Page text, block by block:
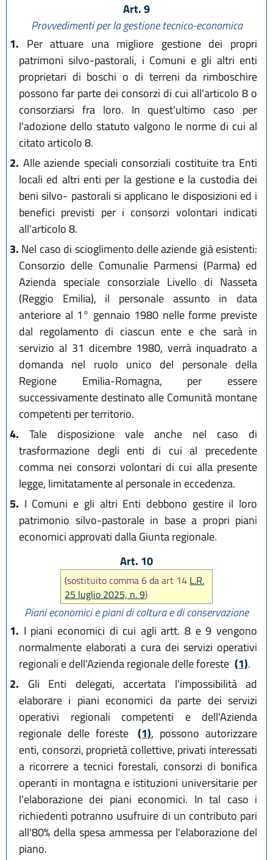
Art. 9
Provvedimenti per la gestione tecnico-economica
1. Per attuare una migliore gestione dei propri
patrimoni silvo-pastorali, i Comuni e gli altri enti
proprietari di boschi o di terreni da rimboschire
possono far parte dei consorzi di cui all'articolo 8 o
consorziarsi fra loro. In quest'ultimo caso per
l'adozione dello statuto valgono le norme di cui al
citato articolo 8.
2. Alle aziende speciali consorziali costituite tra Enti
locali ed altri enti per la gestione e la custodia dei
beni silvo- pastorali si applicano le disposizioni ed i
benefici previsti per i consorzi volontari indicati
all'articolo 8.
3. Nel caso di scioglimento delle aziende già esistenti:
Consorzio delle Comunalie Parmensi (Parma) ed
Azienda speciale consorziale Livello di Nasseta
(Reggio Emilia), il personale assunto in data
anteriore al 1° gennaio 1980 nelle forme previste
dal regolamento di ciascun ente e che sarà in
servizio al 31 dicembre 1980, verrà inquadrato a
domanda nel ruolo unico del personale della
Regione Emilia-Romagna, per essere
successivamente destinato alle Comunità montane
competenti per territorio.
4. Tale disposizione vale anche nel caso di
trasformazione degli enti di cui al precedente
comma nei consorzi volontari di cui alla presente
legge, limitatamente al personale in eccedenza.
5. I Comuni e gli altri Enti debbono gestire il loro
patrimonio silvo-pastorale in base a propri piani
economici approvati dalla Giunta regionale.
Art. 10
(sostituito comma 6 da art 14 L.R.
25 luglio 2025, n. 9)
Piani economici e piani di coltura e di conservazione
1. I piani economici di cui agli artt. 8 e 9 vengono
normalmente elaborati a cura dei servizi operativi
regionali e dell'Azienda regionale delle foreste (1).
2. Gli Enti delegati, accertata l'impossibilità ad
elaborare i piani economici da parte dei servizi
operativi regionali competenti e dell'Azienda
regionale delle foreste (1), possono autorizzare
enti, consorzi, proprietà collettive, privati interessati
a ricorrere a tecnici forestali, consorzi di bonifica
operanti in montagna e istituzioni universitarie per
l'elaborazione dei piani economici. In tal caso i
richiedenti potranno usufruire di un contributo pari
all'80% della spesa ammessa per l'elaborazione del
piano.